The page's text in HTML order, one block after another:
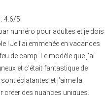
4.6/5
numéro pour adultes et je dois
! Je l’ai emmenée en vacances
de camp. Le modèle que j’ai
et c’était fantastique de
éclatantes et j’aime la
créer des nuances uniques.